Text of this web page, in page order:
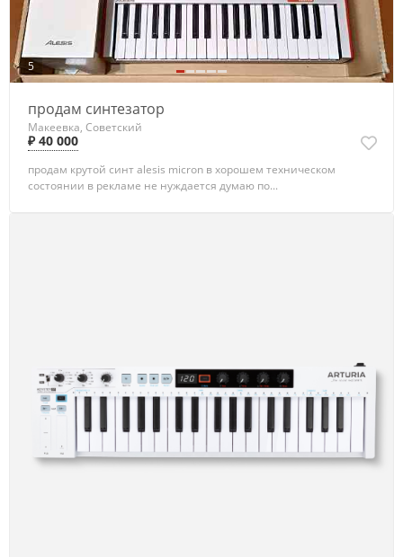
5
продам синтезатор
Макеевка, Советский
₽ 40 000
продам крутой синт alesis micron в хорошем техническом
состоянии в рекламе не нуждается думаю по...